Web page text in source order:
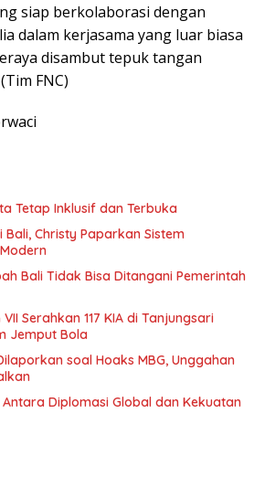
siap berkolaborasi dengan
dalam kerjasama yang luar biasa
disambut tepuk tangan
FNC)
Tetap Inklusif dan Terbuka
Christy Paparkan Sistem
Bali Tidak Bisa Ditangani Pemerintah
Serahkan 117 KIA di Tanjungsari
Jemput Bola
soal Hoaks MBG, Unggahan
Diplomasi Global dan Kekuatan